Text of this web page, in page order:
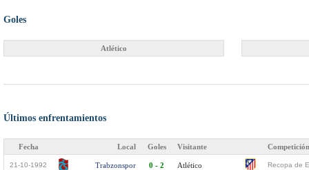
Goles
Atlético
Últimos enfrentamientos
Fecha Local Goles Visitante Competición
21-10-1992 Trabzonspor 0 - 2 Atlético Recopa de